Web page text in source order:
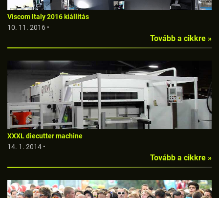
Viscom Italy 2016 kiállítás
10. 11. 2016 •
Tovább a cikkre »
XXXL diecutter machine
14. 1. 2014 •
Tovább a cikkre »